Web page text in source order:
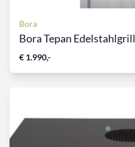
Bora
Bora Tepan Edelstahlgrill
€ 1.990,-